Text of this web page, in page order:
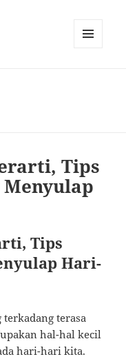
Tips
Tips
Hari-
terasa
hal-hal kecil
hari-hari kita.